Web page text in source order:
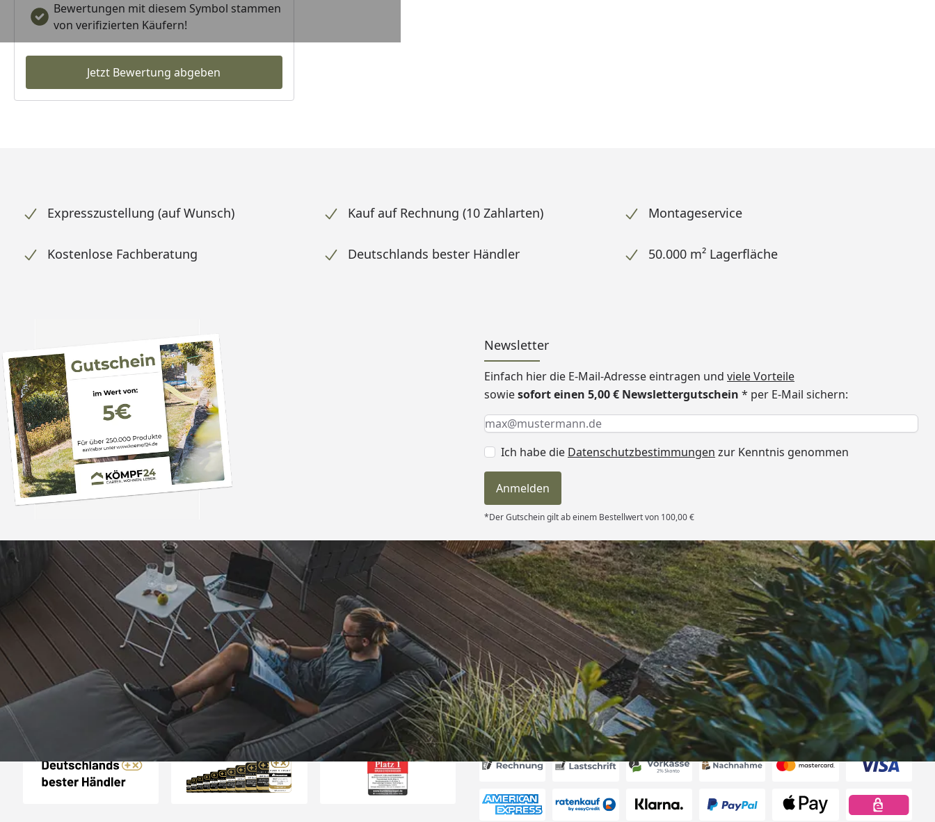
Bewertungen mit diesem Symbol stammen
von verifizierten Käufern!
Jetzt Bewertung abgeben
Expresszustellung (auf Wunsch) Kauf auf Rechnung (10 Zahlarten) Montageservice
Kostenlose Fachberatung Deutschlands bester Händler 50.000 m² Lagerfläche
Newsletter
Einfach hier die E-Mail-Adresse eintragen und viele Vorteile
sowiesofort einen 5,00 € Newslettergutschein * per E-Mail sichern:
Keine Eingabe erforderlich
Eingabe erforderlich
E-Mail *
Ich habe die Datenschutzbestimmungen zur Kenntnis genommen
Anmelden
*Der Gutschein gilt ab einem Bestellwert von 100,00 €
Trusted Shops
4,81/ 5
25.948 Bewertungen
„- Retouren Bearbeitung wurde
umgehend erledigt“
04.08.2026
Versand
Auszeichnungen Akzeptierte Zahlungsarten